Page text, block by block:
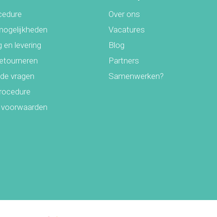
losse rolletjes tape
de instructies op de
en levering
vragen
Over ons
Vacatures
Blog
Partners
Samenwerken?